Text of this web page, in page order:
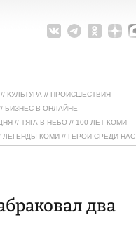
// КУЛЬТУРА // ПРОИСШЕСТВИЯ
БИЗНЕС В ОНЛАЙНЕ
// ТЯГА В НЕБО // 100 ЛЕТ КОМИ
ЛЕГЕНДЫ КОМИ // ГЕРОИ СРЕДИ НАС
два